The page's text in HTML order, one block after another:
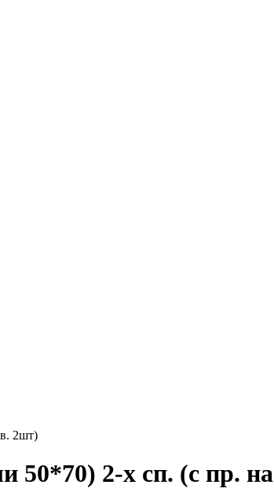
2шт)
50*70) 2-х сп. (с пр. на